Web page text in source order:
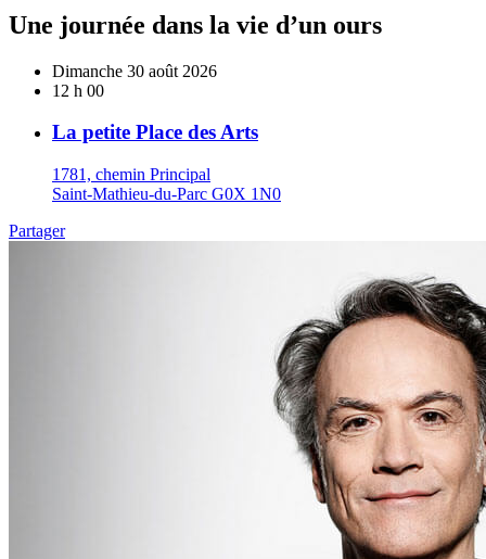
Une journée dans la vie d’un ours
Dimanche 30 août 2026
12 h 00
La petite Place des Arts
1781, chemin Principal
Saint-Mathieu-du-Parc G0X 1N0
Partager